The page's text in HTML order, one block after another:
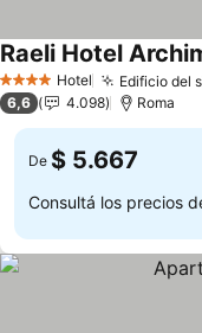
4 EstrellasHotel Edificio del
Raeli Hotel
6,6 4.098 Roma
De $ 5.667
Consultá los precios